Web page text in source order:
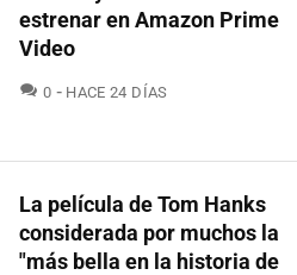
estrenar en Amazon Prime
Video
0 COMENTARIOS
HACE 24 DÍAS
La película de Tom Hanks
considerada por muchos la
"más bella en la historia de